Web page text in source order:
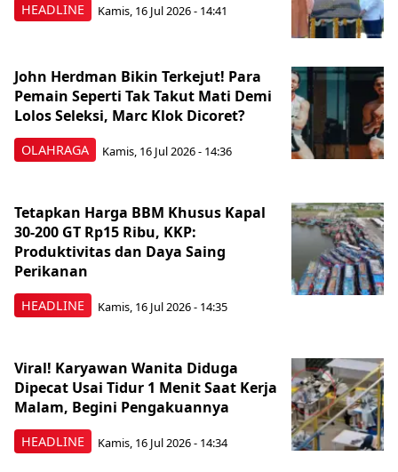
HEADLINE Kamis, 16 Jul 2026 - 14:41
OLAHRAGA
John Herdman Bikin Terkejut! Para
Pemain Seperti Tak Takut Mati Demi
Lolos Seleksi, Marc Klok Dicoret?
Kamis, 16 Jul 2026 - 14:36
HEADLINE
Tetapkan Harga BBM Khusus Kapal
30-200 GT Rp15 Ribu, KKP:
Produktivitas dan Daya Saing
Perikanan
Kamis, 16 Jul 2026 - 14:35
HEADLINE
Viral! Karyawan Wanita Diduga
Dipecat Usai Tidur 1 Menit Saat Kerja
Malam, Begini Pengakuannya
Kamis, 16 Jul 2026 - 14:34